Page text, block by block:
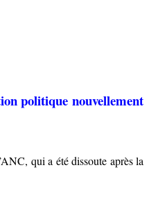
politique nouvellement
qui a été dissoute après la